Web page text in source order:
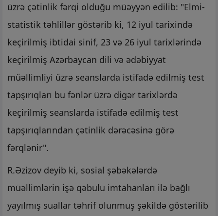
üzrə çətinlik fərqi olduğu müəyyən edilib: "Elmi-
statistik təhlillər göstərib ki, 12 iyul tarixində
keçirilmiş ibtidai sinif, 23 və 26 iyul tarixlərində
keçirilmiş Azərbaycan dili və ədəbiyyat
müəllimliyi üzrə seanslarda istifadə edilmiş test
tapşırıqları bu fənlər üzrə digər tarixlərdə
keçirilmiş seanslarda istifadə edilmiş test
tapşırıqlarından çətinlik dərəcəsinə görə
fərqlənir".
R.Əzizov deyib ki, sosial şəbəkələrdə
müəllimlərin işə qəbulu imtahanları ilə bağlı
yayılmış suallar təhrif olunmuş şəkildə göstərilib